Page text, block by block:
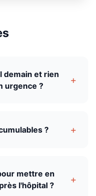
demain et rien
urgence ?
+
? +
mettre en
l'hôpital ?
+